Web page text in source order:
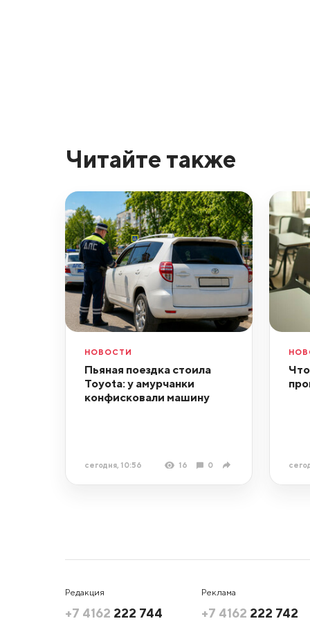
Читайте также
НОВОСТИ
Пьяная поездка стоила
Toyota: у амурчанки
конфисковали машину
сегодня, 10:56 16 0
Редакция
+7 4162 222 744
Реклама
+7 4162 222 742